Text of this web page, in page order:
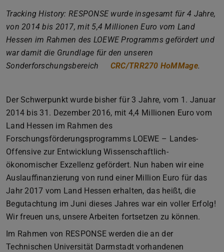
Tracking History: RESPONSE wurde insgesamt für 4 Jahre,
von 2014 bis 2017, mit 5,4 Millionen Euro vom Land
Hessen im Rahmen des LOEWE Programms gefördert und
war damit die Grundlage für den unseren
Sonderforschungsbereich
CRC/TRR270 HoMMage.
Der Schwerpunkt wurde bisher für 3 Jahre, vom 1. Januar
2014 bis 31. Dezember 2016, mit 4,4 Millionen Euro vom
Land Hessen im Rahmen des
Forschungsförderungsprogramms LOEWE – Landes-
Offensive zur Entwicklung Wissenschaftlich-
ökonomischer Exzellenz gefördert. Nun haben wir eine
Auslauffinanzierung von rund einer Million Euro für das
Jahr 2017 vom Land Hessen erhalten, das heißt, die
Begutachtung im Juni dieses Jahres war ein voller Erfolg!
Wir freuen uns, unsere Arbeiten fortsetzen zu können.
Im Rahmen von RESPONSE werden die an der
Technischen Universität Darmstadt vorhandenen